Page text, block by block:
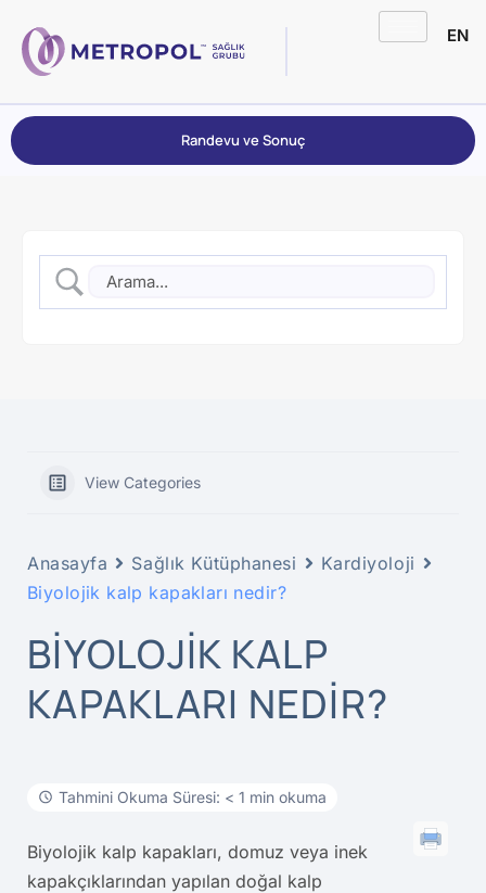
EN
Randevu ve Sonuç
View Categories
Anasayfa Sağlık Kütüphanesi
Kardiyoloji
Biyolojik kalp kapakları nedir?
BIYOLOJIK KALP
KAPAKLARI NEDIR?
Tahmini Okuma Süresi: < 1 min okuma
Biyolojik kalp kapakları, domuz veya inek
kapakçıklarından yapılan doğal kalp